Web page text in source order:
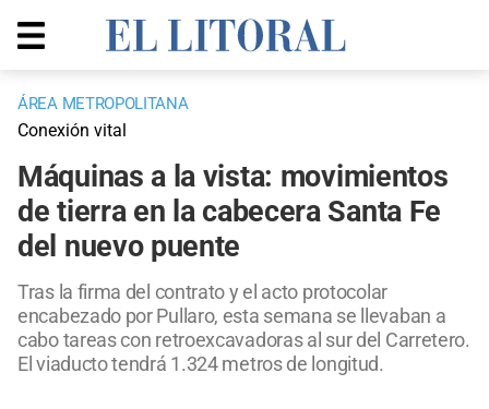
ÁREA METROPOLITANA
Conexión vital
Máquinas a la vista: movimientos
de tierra en la cabecera Santa Fe
del nuevo puente
Tras la firma del contrato y el acto protocolar
encabezado por Pullaro, esta semana se llevaban a
cabo tareas con retroexcavadoras al sur del Carretero.
El viaducto tendrá 1.324 metros de longitud.